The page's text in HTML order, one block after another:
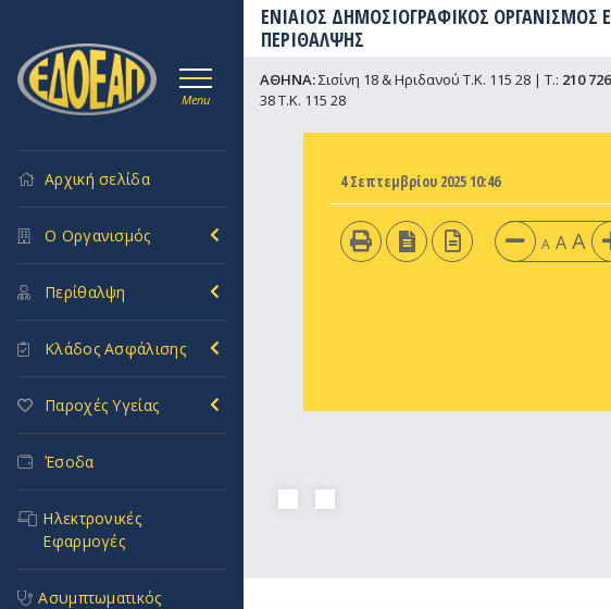
ΕΝΙΑΙΟΣ ΔΗΜΟΣΙΟΓΡΑΦΙΚΟΣ ΟΡΓΑΝΙΣΜΟΣ
ΠΕΡΙΘΑΛΨΗΣ
Menu
Αρχική σελίδα
Ο Οργανισμός
Περίθαλψη
Κλάδος Ασφάλισης
Παροχές Υγείας
Έσοδα
Ηλεκτρονικές
Εφαρμογές
Ασυμπτωματικός
ΑΘΗΝΑ:Σισίνη 18 & Ηριδανού Τ.Κ. 115 28 | Τ.: 210
38 Τ.Κ. 115 28
4 Σεπτεμβρίου 2025 10:46
A A A